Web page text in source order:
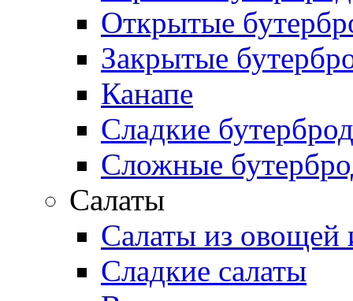
Открытые
Закрытые
Канапе
Сладкие
Сложные
Салаты
Салаты из овощей
Сладкие салаты